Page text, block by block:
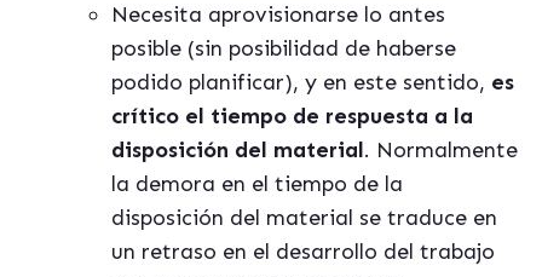
Necesita aprovisionarse lo antes
posible (sin posibilidad de haberse
podido planificar), y en este sentido, es
crítico el tiempo de respuesta a la
disposición del material. Normalmente
la demora en el tiempo de la
disposición del material se traduce en
un retraso en el desarrollo del trabajo